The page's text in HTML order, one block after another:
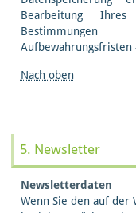
Bearbeitung Ihres
Nach oben
5. Newsletter
Newsletter­daten
Wenn Sie den auf der